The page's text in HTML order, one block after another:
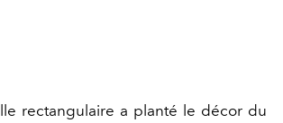
rectangulaire a planté le décor du